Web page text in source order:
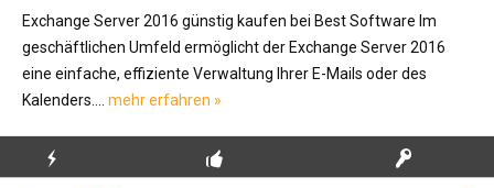
Exchange Server 2016 günstig kaufen bei Best Software Im
geschäftlichen Umfeld ermöglicht der Exchange Server 2016
eine einfache, effiziente Verwaltung Ihrer E-Mails oder des
Kalenders.... mehr erfahren »